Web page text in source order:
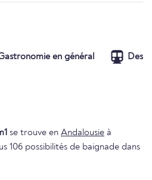
en général
se trouve en Andalousie à
106 possibilités de baignade dans